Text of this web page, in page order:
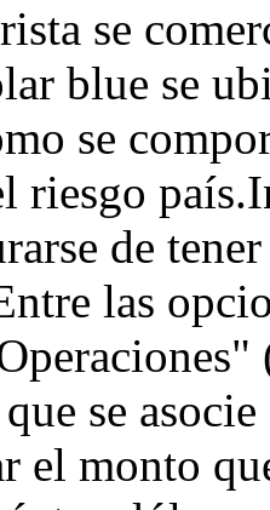
se
blue se
se
riesgo
de
las
se
el monto